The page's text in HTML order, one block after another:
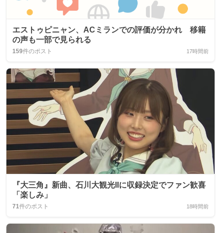
エストゥピニャン、ACミランでの評価が分かれ 移籍
の声も一部で見られる
159件のポスト 17時間前
『大三角』新曲、石川大観光IIに収録決定でファン歓喜
「楽しみ」
71件のポスト 18時間前